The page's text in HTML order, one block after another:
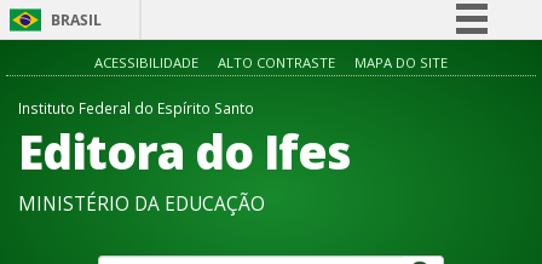
BRASIL
Simplifique!
Acesso à informação
Canais
ACESSIBILIDADE ALTO CONTRASTE MAPA DO SITE
Instituto Federal do Espírito Santo
Editora do Ifes
MINISTÉRIO DA EDUCAÇÃO